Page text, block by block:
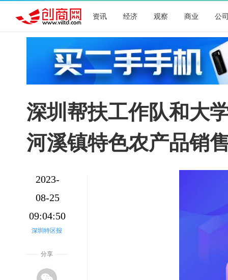
资讯 经济 观察 商业 公
深圳帮扶工作队和大
河溪镇特色农产品销
2023-
08-25
09:04:50
深圳特区报
分享